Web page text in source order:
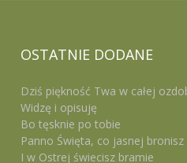
OSTATNIE DODANE
Dziś piękność Twa w całej
Widzę i opisuję
Bo tęsknie po tobie
Panno Święta, co jasnej
I w Ostrej świecisz bramie